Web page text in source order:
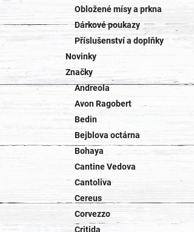
Obložené mísy a prkna
Dárkové poukazy
Příslušenství a doplňky
Novinky
Značky
Andreola
Avon Ragobert
Bedin
Bejblova octárna
Bohaya
Cantine Vedova
Cantoliva
Cereus
Corvezzo
Critida